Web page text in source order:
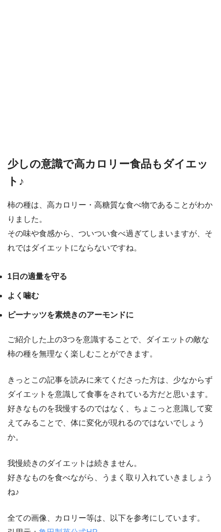
少しの意識で高カロリー食品もダイエッ
ト♪
柿の種は、高カロリー・高糖質な食べ物であることがわか
りました。
その味や食感から、ついつい食べ過ぎてしまいますが、そ
れではダイエットにならないですね。
1日の適量を守る
よく噛む
ピーナッツを素焼きのアーモンドに
ご紹介した上の3つを意識することで、ダイエットの敵な
柿の種を無理なく楽しむことができます。
きっとこの記事を読みに来てくださった方は、少なからず
ダイエットを意識して食事をされている方だと思います。
好きなものを我慢するのではなく、ちょこっと意識して変
えてみることで、体に変化が現れるのではないでしょう
か。
我慢続きのダイエットは続きません。
好きなものを食べながら、うまく取り入れていきましょう
ね♪
全ての画像、カロリー等は、以下を参考にしています。